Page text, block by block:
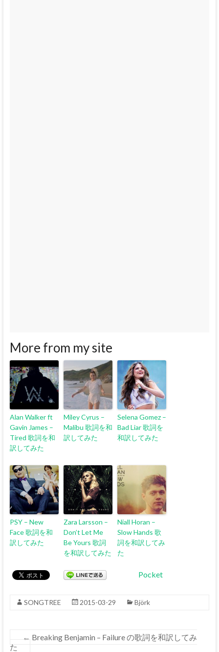
More from my site
Alan Walker ft
Gavin James –
Tired 歌詞を和
訳してみた
Miley Cyrus –
Malibu 歌詞を和
訳してみた
Selena Gomez –
Bad Liar 歌詞を
和訳してみた
PSY – New
Face 歌詞を和
訳してみた
Zara Larsson –
Don’t Let Me
Be Yours 歌詞
を和訳してみた
Niall Horan –
Slow Hands 歌
詞を和訳してみ
た
Pocket
SONGTREE 2015-03-29 Björk
← Breaking Benjamin – Failure の歌詞を和訳してみ
た